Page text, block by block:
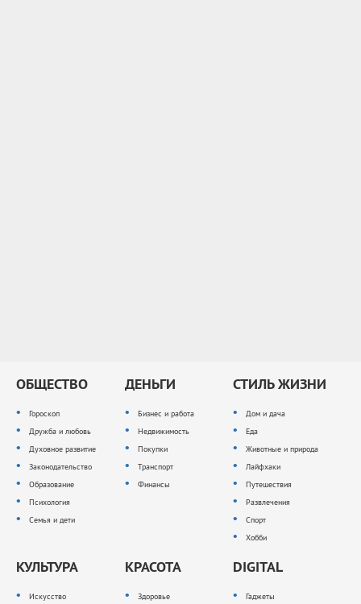
ОБЩЕСТВО
Гороскоп
Дружба и любовь
Духовное развитие
Законодательство
Образование
Психология
Семья и дети
ДЕНЬГИ
Бизнес и работа
Недвижимость
Покупки
Транспорт
Финансы
СТИЛЬ ЖИЗНИ
Дом и дача
Еда
Животные и природа
Лайфхаки
Путешествия
Развлечения
Спорт
Хобби
КУЛЬТУРА
Искусство
КРАСОТА
Здоровье
DIGITAL
Гаджеты